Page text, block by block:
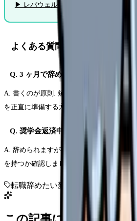
▶ レバウェル看護に無料相談する
よくある質問
Q. 3 ヶ月で辞めたら職歴に書く？
A. 書くのが原則. 短期離職を隠すと社会保
を正直に準備する方が面接で強いです.
Q. 奨学金返済中でも辞められる？
A. 辞められますが、返済義務は発生. 次の
を持つか確認しましょう.
転職辞めたい新人